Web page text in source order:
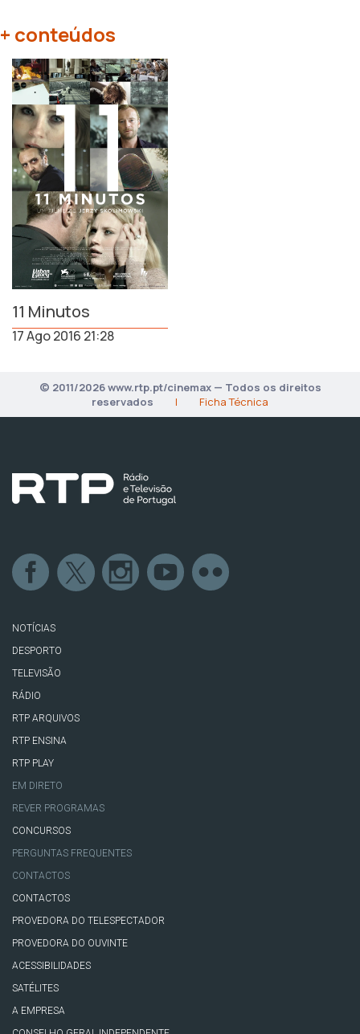
+ conteúdos
11 Minutos
17 Ago 2016 21:28
© 2011/2026 www.rtp.pt/cinemax — Todos os direitos
reservados
| Ficha Técnica
NOTÍCIAS
DESPORTO
TELEVISÃO
RÁDIO
RTP ARQUIVOS
RTP ENSINA
RTP PLAY
EM DIRETO
REVER PROGRAMAS
CONCURSOS
PERGUNTAS FREQUENTES
CONTACTOS
CONTACTOS
PROVEDORA DO TELESPECTADOR
PROVEDORA DO OUVINTE
ACESSIBILIDADES
SATÉLITES
A EMPRESA